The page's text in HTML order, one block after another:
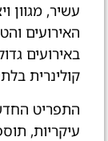
עשיר, מגוון
האירועים
באירועים
קולינרית
התפריט
עיקריות,